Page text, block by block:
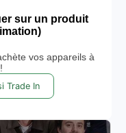
sur un produit
vos appareils à
Trade In